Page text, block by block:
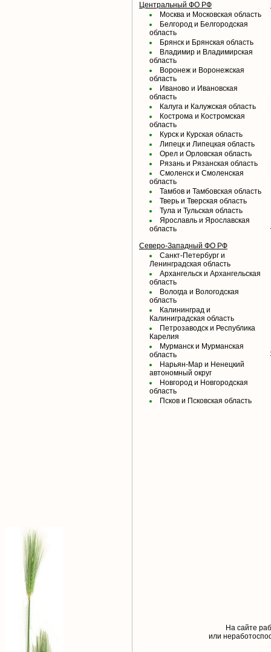
Центральный ФО РФ
Москва и Московская область
Белгород и Белгородская
область
Брянск и Брянская область
Владимир и Владимирская
область
Воронеж и Воронежская
область
Иваново и Ивановская
область
Калуга и Калужская область
Кострома и Костромская
область
Курск и Курская область
Липецк и Липецкая область
Орел и Орловская область
Рязань и Рязанская область
Смоленск и Смоленская
область
Тамбов и Тамбовская область
Тверь и Тверская область
Тула и Тульская область
Ярославль и Ярославская
область
Северо-Западный ФО РФ
Санкт-Петербург и
Ленинградская область
Архангельск и Архангельская
область
Вологда и Вологодская
область
Калининград и
Калиниградская область
Петрозаводск и Республика
Карелия
Мурманск и Мурманская
область
Нарьян-Мар и Ненецкий
автономный округ
Новгород и Новгородская
область
Псков и Псковская область
На сайте
или